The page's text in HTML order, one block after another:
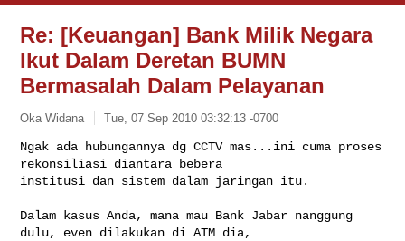
Re: [Keuangan] Bank Milik Negara
Ikut Dalam Deretan BUMN
Bermasalah Dalam Pelayanan
Oka Widana Tue, 07 Sep 2010 03:32:13 -0700
Ngak ada hubungannya dg CCTV mas...ini cuma proses
rekonsiliasi diantara bebera
institusi dan sistem dalam jaringan itu.
Dalam kasus Anda, mana mau Bank Jabar nanggung
dulu, even dilakukan di ATM dia,